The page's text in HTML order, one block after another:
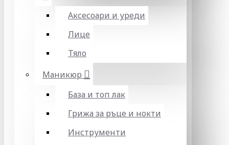
Аксесоари и уреди
Лице
Тяло
Маникюр
База и топ лак
Грижа за ръце и нокти
Инструменти